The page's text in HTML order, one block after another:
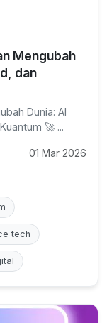
Mengubah
dan
Dunia: AI
🚀 ...
01 Mar 2026
tech